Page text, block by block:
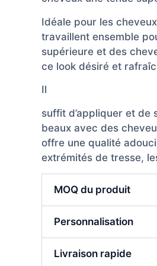
Idéale pour les
travaillent ensemble
supérieure et des
ce look désiré et
Il
suffit d’appliquer et
beaux avec des
offre une qualité
extrémités de tresse,
MOQ du produit
Personnalisation
Livraison rapide